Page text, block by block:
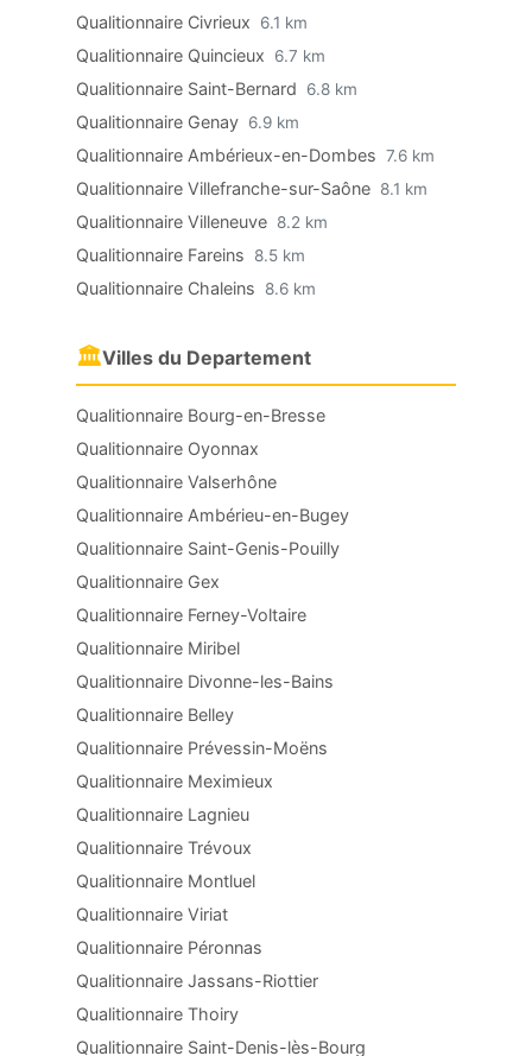
Qualitionnaire Civrieux 6.1 km
Qualitionnaire Quincieux 6.7 km
Qualitionnaire Saint-Bernard 6.8 km
Qualitionnaire Genay 6.9 km
Qualitionnaire Ambérieux-en-Dombes 7.6 km
Qualitionnaire Villefranche-sur-Saône 8.1 km
Qualitionnaire Villeneuve 8.2 km
Qualitionnaire Fareins 8.5 km
Qualitionnaire Chaleins 8.6 km
🏛Villes du Departement
Qualitionnaire Bourg-en-Bresse
Qualitionnaire Oyonnax
Qualitionnaire Valserhône
Qualitionnaire Ambérieu-en-Bugey
Qualitionnaire Saint-Genis-Pouilly
Qualitionnaire Gex
Qualitionnaire Ferney-Voltaire
Qualitionnaire Miribel
Qualitionnaire Divonne-les-Bains
Qualitionnaire Belley
Qualitionnaire Prévessin-Moëns
Qualitionnaire Meximieux
Qualitionnaire Lagnieu
Qualitionnaire Trévoux
Qualitionnaire Montluel
Qualitionnaire Viriat
Qualitionnaire Péronnas
Qualitionnaire Jassans-Riottier
Qualitionnaire Thoiry
Qualitionnaire Saint-Denis-lès-Bourg